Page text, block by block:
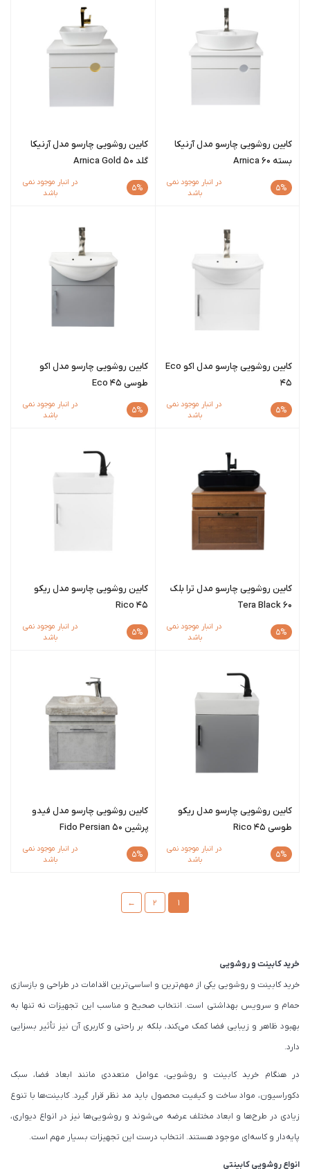
کابین روشویی چارسو مدل آرنیکا
بسته Arnica 60
5%
در انبار موجود نمی
باشد
کابین روشویی چارسو مدل آرنیکا
گلد Arnica Gold 50
5%
در انبار موجود نمی
باشد
کابین روشویی چارسو مدل اکو Eco
45
5%
در انبار موجود نمی
باشد
کابین‌ روشویی چارسو مدل اکو
طوسی Eco 45
5%
در انبار موجود نمی
باشد
کابین روشویی چارسو مدل ترا بلک
Tera Black 60
5%
در انبار موجود نمی
باشد
کابین روشویی چارسو مدل ریکو
Rico 45
5%
در انبار موجود نمی
باشد
کابین روشویی چارسو مدل ریکو
طوسی Rico 45
5%
در انبار موجود نمی
باشد
کابین روشویی چارسو مدل فیدو
پرشین Fido Persian 50
5%
در انبار موجود نمی
باشد
1
2
←
خرید کابینت و روشویی
خرید کابینت و روشویی یکی از مهم‌ترین و اساسی‌ترین اقدامات در طراحی و بازسازی
حمام و سرویس بهداشتی است. انتخاب صحیح و مناسب این تجهیزات نه تنها به
بهبود ظاهر و زیبایی فضا کمک می‌کند، بلکه بر راحتی و کاربری آن نیز تأثیر بسزایی
دارد.
در هنگام خرید کابینت و روشویی، عوامل متعددی مانند ابعاد فضا، سبک
دکوراسیون، مواد ساخت و کیفیت محصول باید مد نظر قرار گیرد. کابینت‌ها با تنوع
زیادی در طرح‌ها و ابعاد مختلف عرضه می‌شوند و روشویی‌ها نیز در انواع دیواری،
پایه‌دار و کاسه‌ای موجود هستند. انتخاب درست این تجهیزات بسیار مهم است.
انواع روشویی کابینتی